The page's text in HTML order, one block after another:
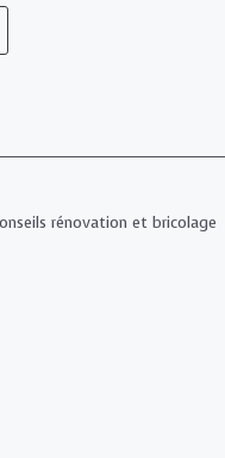
rénovation et bricolage